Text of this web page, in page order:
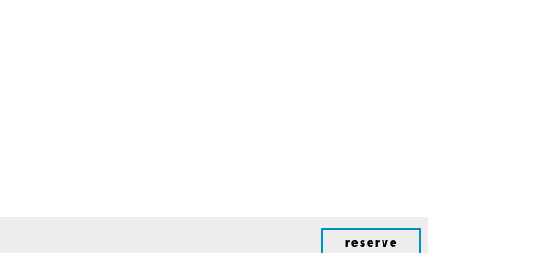
reserve